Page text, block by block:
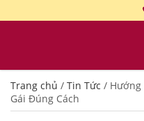
Trang chủ / Tin Tức / Hướng
Gái Đúng Cách